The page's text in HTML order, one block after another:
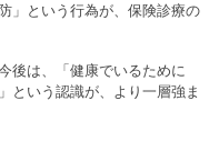
」という行為が、保険診療の
後は、「健康でいるために
という認識が、より一層強ま